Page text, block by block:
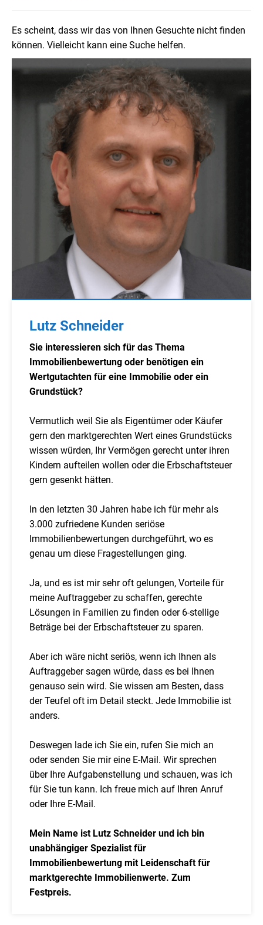
Es scheint, dass wir das von Ihnen Gesuchte nicht finden
können. Vielleicht kann eine Suche helfen.
Lutz Schneider
Sie interessieren sich für das Thema
Immobilienbewertung oder benötigen ein
Wertgutachten für eine Immobilie oder ein
Grundstück?
Vermutlich weil Sie als Eigentümer oder Käufer
gern den marktgerechten Wert eines Grundstücks
wissen würden, Ihr Vermögen gerecht unter ihren
Kindern aufteilen wollen oder die Erbschaftsteuer
gern gesenkt hätten.
In den letzten 30 Jahren habe ich für mehr als
3.000 zufriedene Kunden seriöse
Immobilienbewertungen durchgeführt, wo es
genau um diese Fragestellungen ging.
Ja, und es ist mir sehr oft gelungen, Vorteile für
meine Auftraggeber zu schaffen, gerechte
Lösungen in Familien zu finden oder 6-stellige
Beträge bei der Erbschaftsteuer zu sparen.
Aber ich wäre nicht seriös, wenn ich Ihnen als
Auftraggeber sagen würde, dass es bei Ihnen
genauso sein wird. Sie wissen am Besten, dass
der Teufel oft im Detail steckt. Jede Immobilie ist
anders.
Deswegen lade ich Sie ein, rufen Sie mich an
oder senden Sie mir eine E-Mail. Wir sprechen
über Ihre Aufgabenstellung und schauen, was ich
für Sie tun kann. Ich freue mich auf Ihren Anruf
oder Ihre E-Mail.
Mein Name ist Lutz Schneider und ich bin
unabhängiger Spezialist für
Immobilienbewertung mit Leidenschaft für
marktgerechte Immobilienwerte. Zum
Festpreis.